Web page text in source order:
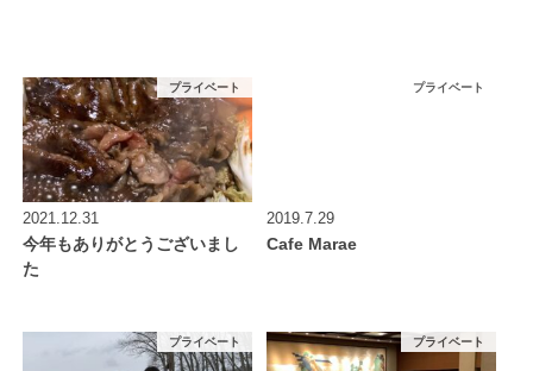
プライベート
2021.12.31
今年もありがとうございまし
た
プライベート
2019.7.29
Cafe Marae
プライベート プライベート